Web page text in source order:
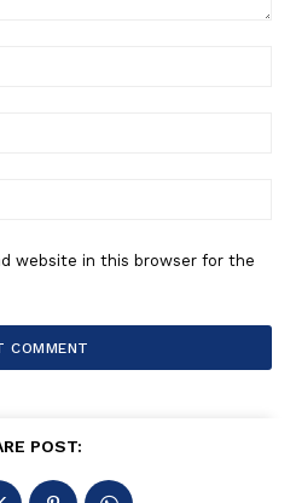
website in this browser for the
POST: